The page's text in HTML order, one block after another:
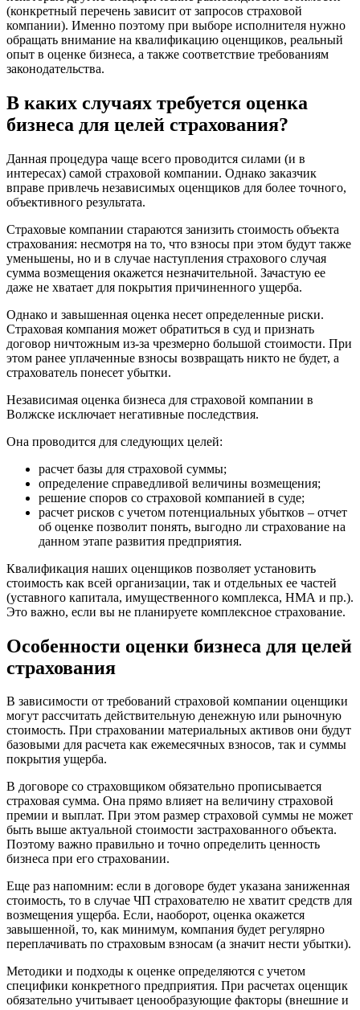
(конкретный перечень зависит от запросов страховой
компании). Именно поэтому при выборе исполнителя нужно
обращать внимание на квалификацию оценщиков, реальный
опыт в оценке бизнеса, а также соответствие требованиям
законодательства.
В каких случаях требуется оценка
бизнеса для целей страхования?
Данная процедура чаще всего проводится силами (и в
интересах) самой страховой компании. Однако заказчик
вправе привлечь независимых оценщиков для более точного,
объективного результата.
Страховые компании стараются занизить стоимость объекта
страхования: несмотря на то, что взносы при этом будут также
уменьшены, но и в случае наступления страхового случая
сумма возмещения окажется незначительной. Зачастую ее
даже не хватает для покрытия причиненного ущерба.
Однако и завышенная оценка несет определенные риски.
Страховая компания может обратиться в суд и признать
договор ничтожным из-за чрезмерно большой стоимости. При
этом ранее уплаченные взносы возвращать никто не будет, а
страхователь понесет убытки.
Независимая оценка бизнеса для страховой компании в
Волжске исключает негативные последствия.
Она проводится для следующих целей:
расчет базы для страховой суммы;
определение справедливой величины возмещения;
решение споров со страховой компанией в суде;
расчет рисков с учетом потенциальных убытков – отчет
об оценке позволит понять, выгодно ли страхование на
данном этапе развития предприятия.
Квалификация наших оценщиков позволяет установить
стоимость как всей организации, так и отдельных ее частей
(уставного капитала, имущественного комплекса, НМА и пр.).
Это важно, если вы не планируете комплексное страхование.
Особенности оценки бизнеса для целей
страхования
В зависимости от требований страховой компании оценщики
могут рассчитать действительную денежную или рыночную
стоимость. При страховании материальных активов они будут
базовыми для расчета как ежемесячных взносов, так и суммы
покрытия ущерба.
В договоре со страховщиком обязательно прописывается
страховая сумма. Она прямо влияет на величину страховой
премии и выплат. При этом размер страховой суммы не может
быть выше актуальной стоимости застрахованного объекта.
Поэтому важно правильно и точно определить ценность
бизнеса при его страховании.
Еще раз напомним: если в договоре будет указана заниженная
стоимость, то в случае ЧП страхователю не хватит средств для
возмещения ущерба. Если, наоборот, оценка окажется
завышенной, то, как минимум, компания будет регулярно
переплачивать по страховым взносам (а значит нести убытки).
Методики и подходы к оценке определяются с учетом
специфики конкретного предприятия. При расчетах оценщик
обязательно учитывает ценообразующие факторы (внешние и
Боготол
Большой Камень
Бор
Боровичи
Братск
Брянск
Бугульма
Бугуруслан
Буй
Буйнакск
Бутурлиновка
Валдай
Великие Луки
Великий Новгород
Великий Устюг
Вельск
Верещагино
Верхний Уфалей
Верхняя Салда
Видное
Владивосток
Владикавказ
Владимир
Волгоград
Волгодонск
Волжск
Волжский
Вологда
Волоколамск
Волосово
Волхов
Воронеж
Воскресенск
Воткинск
Всеволожск
Выборг
Выкса
Вязники
Вязьма
Гатчина
Геленджик
Георгиевск
Глазов
Горно-Алтайск
Городец